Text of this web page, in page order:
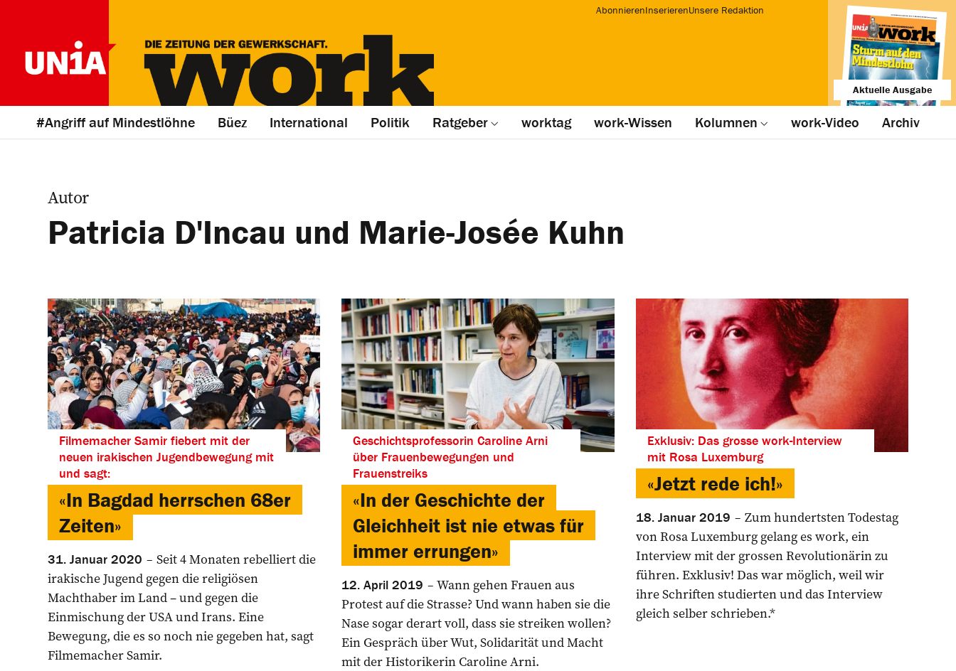
AbonnierenInserierenUnsere Redaktion
Aktuelle Ausgabe
#Angriff auf Mindestlöhne Büez International Politik Ratgeber worktag work-Wissen Kolumnen work-Video Archiv
Autor
Patricia D'Incau und Marie-Josée Kuhn
Filmemacher Samir fiebert mit der
neuen irakischen Jugendbewegung mit
und sagt:
«In Bagdad herrschen 68er
Zeiten»­
31. Januar 2020
Seit 4 Monaten rebelliert die
irakische Jugend gegen die religiösen
Machthaber im Land – und gegen die
Einmischung der USA und Irans. Eine
Bewegung, die es so noch nie gegeben hat, sagt
Filmemacher Samir.
Geschichtsprofessorin Caroline Arni
über Frauenbewegungen und
Frauenstreiks
«In der Geschichte der
Gleichheit ist nie etwas für
immer errungen»
12. April 2019
Wann gehen Frauen aus
Protest auf die Strasse? Und wann haben sie die
Nase sogar derart voll, dass sie streiken wollen?
Ein Gespräch über Wut, Solidarität und Macht
mit der Historikerin Caroline Arni.
Exklusiv: Das grosse work-Interview
mit Rosa Luxemburg
«Jetzt rede ich!»
18. Januar 2019
Zum hundertsten Todestag
von Rosa Luxemburg gelang es work, ein
Interview mit der grossen Revolutionärin zu
führen. Exklusiv! Das war möglich, weil wir
ihre Schriften studierten und das Interview
gleich selber schrieben.*